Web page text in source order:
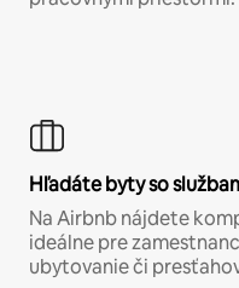
Hľadáte byty so
Na Airbnb nájdete
ideálne pre
ubytovanie či